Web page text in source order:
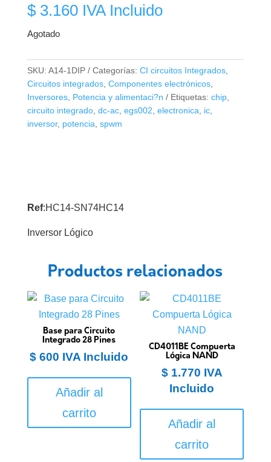
$3.160 IVA Incluido
Agotado
SKU: A14-1DIP Categorías: CI circuitos Integrados,
Circuitos integrados, Componentes electrónicos,
Inversores, Potencia y alimentaci?n Etiquetas: chip,
circuito integrado, dc-ac, egs002 electronica ic,
inversor, potencia spwm
Ref:HC14-SN74HC14
Inversor Lógico
Productos relacionados
Base para Circuito
Integrado 28 Pines
$ 600 IVA Incluido
Añadir al
carrito
CD4011BE Compuerta
Lógica NAND
$1.770 IVA
Incluido
Añadir al
carrito